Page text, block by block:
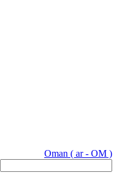
Oman ( ar - OM )